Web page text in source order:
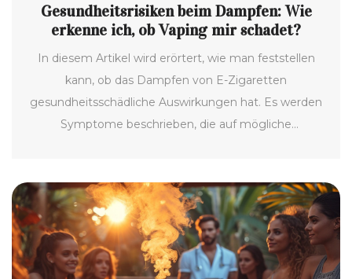
Gesundheitsrisiken beim Dampfen: Wie
erkenne ich, ob Vaping mir schadet?
In diesem Artikel wird erörtert, wie man feststellen
kann, ob das Dampfen von E-Zigaretten
gesundheitsschädliche Auswirkungen hat. Es werden
Symptome beschrieben, die auf mögliche
gegeben. Aus einer sachlichen Perspektive werden
verschiedene Aspekte und wissenschaftliche
Erkenntnisse beleuchtet, um die Leser umfassend zu
informieren.